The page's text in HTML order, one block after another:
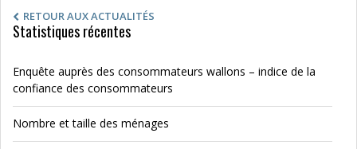
RETOUR AUX ACTUALITÉS
Statistiques récentes
Enquête auprès des consommateurs wallons – indice de la
confiance des consommateurs
Nombre et taille des ménages